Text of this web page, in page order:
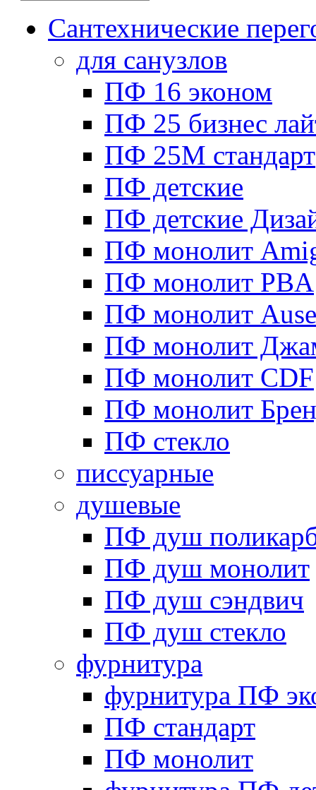
Сантехнические
для санузлов
ПФ 16 эконом
ПФ 25 бизнес
ПФ 25М стандарт
ПФ детские
ПФ детские
ПФ монолит
ПФ монолит PBA
ПФ монолит
ПФ монолит
ПФ монолит CDF
ПФ монолит
ПФ стекло
писсуарные
душевые
ПФ душ
ПФ душ монолит
ПФ душ сэндвич
ПФ душ стекло
фурнитура
фурнитура ПФ
ПФ стандарт
ПФ монолит